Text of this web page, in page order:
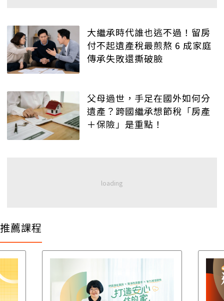
大繼承時代誰也逃不過！留房
付不起遺產稅最煎熬 6 成家庭
傳承失敗還撕破臉
父母過世，手足在國外如何分
遺產？跨國繼承想節稅「房產
＋保險」是重點！
推薦課程